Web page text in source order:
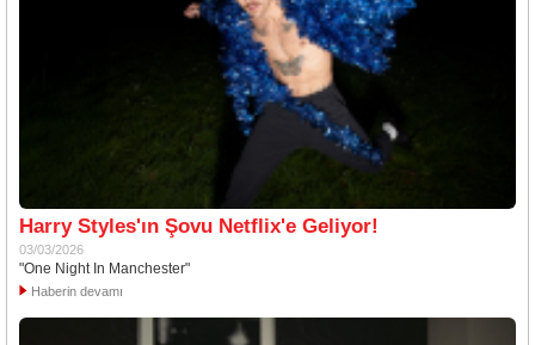
Harry Styles'ın Şovu Netflix'e Geliyor!
03/03/2026
"One Night In Manchester"
Haberin devamı